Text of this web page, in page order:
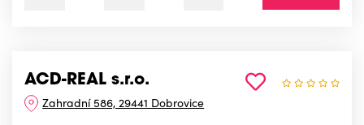
ACD-REAL s.r.o.
Zahradní 586, 29441 Dobrovice